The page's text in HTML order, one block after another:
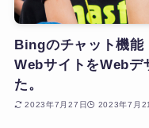
Bingのチャット機能
WebサイトをWebデ
た。
2023年7月27日 2023年7月